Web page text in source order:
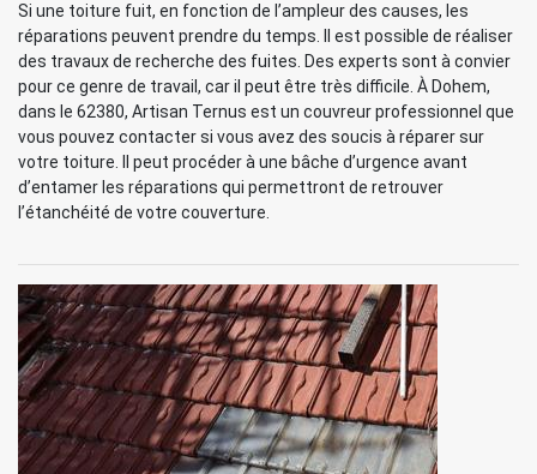
Si une toiture fuit, en fonction de l’ampleur des causes, les
réparations peuvent prendre du temps. Il est possible de réaliser
des travaux de recherche des fuites. Des experts sont à convier
pour ce genre de travail, car il peut être très difficile. À Dohem,
dans le 62380, Artisan Ternus est un couvreur professionnel que
vous pouvez contacter si vous avez des soucis à réparer sur
votre toiture. Il peut procéder à une bâche d’urgence avant
d’entamer les réparations qui permettront de retrouver
l’étanchéité de votre couverture.